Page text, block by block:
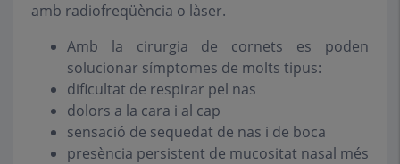
amb radiofreqüència o làser.
Amb la cirurgia de cornets es poden
solucionar símptomes de molts tipus:
dificultat de respirar pel nas
dolors a la cara i al cap
sensació de sequedat de nas i de boca
presència persistent de mucositat nasal més